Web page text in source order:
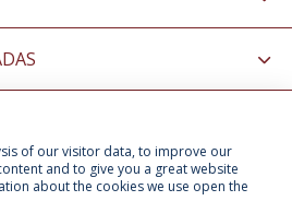
of our visitor data, to improve our
and to give you a great website
about the cookies we use open the